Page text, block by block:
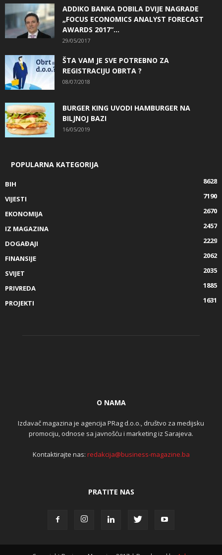
ADDIKO BANKA DOBILA DVIJE NAGRADE
„FOCUS ECONOMICS ANALYST FORECAST
AWARDS 2017“...
29/05/2017
ŠTA VAM JE SVE POTREBNO ZA
REGISTRACIJU OBRTA ?
08/07/2018
BURGER KING UVODI HAMBURGER NA
BILJNOJ BAZI
16/05/2019
POPULARNA KATEGORIJA
BIH
8628
VIJESTI
7190
EKONOMIJA
2670
IZ MAGAZINA
2457
DOGAĐAJI
2229
FINANSIJE
2062
SVIJET
2035
PRIVREDA
1885
PROJEKTI
1631
O NAMA
Izdavač magazina je agencija PRag d.o.o., društvo za medijsku
promociju, odnose sa javnošću i marketing iz Sarajeva.
Kontaktirajte nas: redakcija@business-magazine.ba
PRATITE NAS